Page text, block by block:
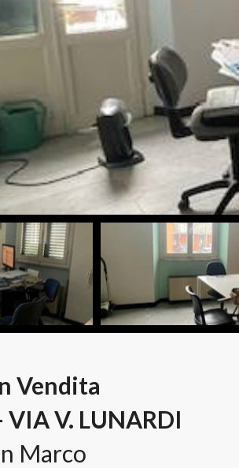
Vendita
VIA V. LUNARDI
Marco